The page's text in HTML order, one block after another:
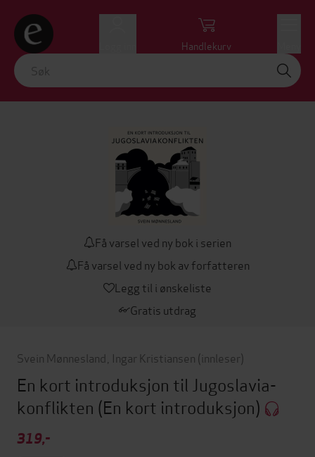
Handlekurv
Få varsel ved ny bok i serien
Få varsel ved ny bok av forfatteren
Legg til i ønskeliste
Gratis utdrag
Svein Mønnesland Ingar Kristiansen (innleser)
En kort introduksjon til Jugoslavia-
konflikten (En kort introduksjon)
319,-